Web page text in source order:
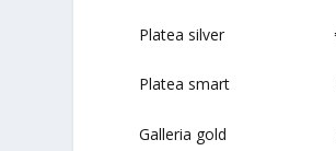
Platea silver €
Platea smart €
Galleria gold €